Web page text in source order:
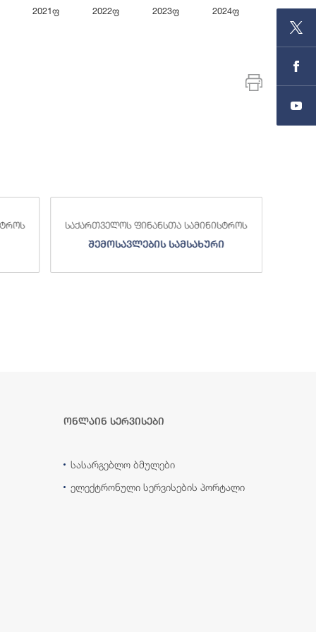
2021ფ 2022ფ 2023ფ 2024ფ
End of
საქართველოს ფინანსთა სამინისტროს
შემოსავლების სამსახური
ონლაინ სერვისები
სასარგებლო ბმულები
ელექტრონული სერვისების პორტალი